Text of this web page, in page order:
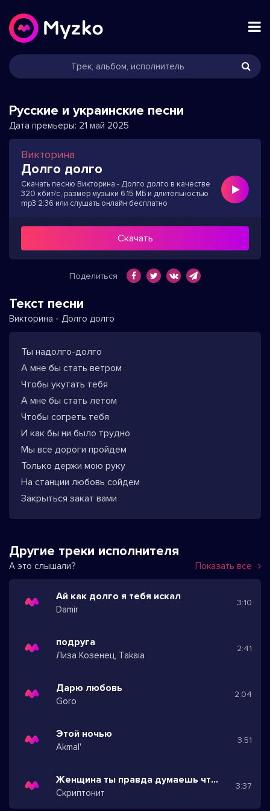
Русские и украинские песни
Дата премьеры: 21 май 2025
Викторина
Долго долго
Скачать песню Викторина - Долго долго в качестве
320 кбит/с, размер музыки 6.15 МБ и длительностью
mp3 2:36 или слушать онлайн бесплатно
Скачать
Поделиться
Текст песни
Викторина - Долго долго
Ты надолго-долго
А мне бы стать ветром
Чтобы укутать тебя
А мне бы стать летом
Чтобы согреть тебя
И как бы ни было трудно
Мы все дороги пройдем
Только держи мою руку
На станции любовь сойдем
Закрыться закат вами
Другие треки исполнителя
А это слышали? Показать все
Ай как долго я тебя искал
Damir
3:10
подруга
Лиза Козенец, Takaia
2:41
Дарю любовь
Goro
2:04
Этой ночью
Akmal'
3:51
Женщина ты правда думаешь что можешь стать выше
Скриптонит
3:37